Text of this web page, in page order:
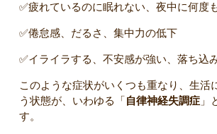
✅️疲れているのに眠れない、夜中に何度
✅️倦怠感、だるさ、集中力の低下
✅️イライラする、不安感が強い、落ち込
このような症状がいくつも重なり、生活
う状態が、いわゆる「自律神経失調症 」
す。